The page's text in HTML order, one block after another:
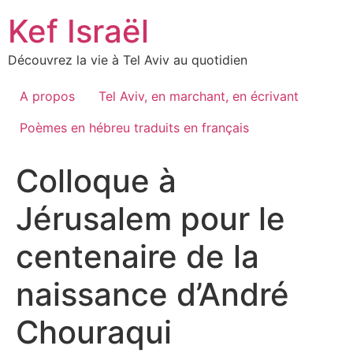
content
Kef Israël
Découvrez la vie à Tel Aviv au quotidien
A propos
Tel Aviv, en marchant, en écrivant
Poèmes en hébreu traduits en français
Colloque à
Jérusalem pour le
centenaire de la
naissance d’André
Chouraqui